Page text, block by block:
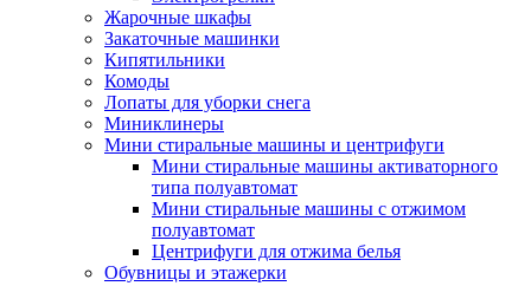
Жарочные шкафы
Закаточные машинки
Кипятильники
Комоды
Лопаты для уборки снега
Миниклинеры
Мини стиральные машины и центрифуги
Мини стиральные машины активаторного
типа полуавтомат
Мини стиральные машины с отжимом
полуавтомат
Центрифуги для отжима белья
Обувницы и этажерки